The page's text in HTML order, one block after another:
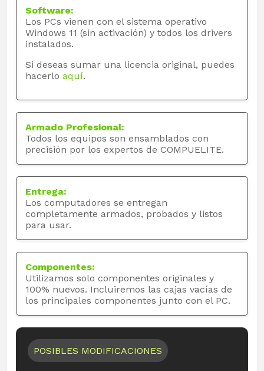
Software:
Los PCs vienen con el sistema operativo
Windows 11 (sin activación) y todos los drivers
instalados.
Si deseas sumar una licencia original, puedes
hacerlo aquí.
Armado Profesional:
Todos los equipos son ensamblados con
precisión por los expertos de COMPUELITE.
Entrega:
Los computadores se entregan
completamente armados, probados y listos
para usar.
Componentes:
Utilizamos solo componentes originales y
100% nuevos. Incluiremos las cajas vacías de
los principales componentes junto con el PC.
POSIBLES MODIFICACIONES